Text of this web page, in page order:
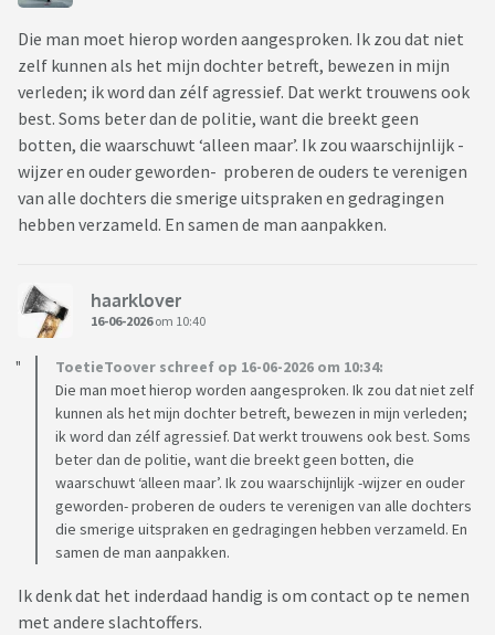
Die man moet hierop worden aangesproken. Ik zou dat niet
zelf kunnen als het mijn dochter betreft, bewezen in mijn
verleden; ik word dan zélf agressief. Dat werkt trouwens ook
best. Soms beter dan de politie, want die breekt geen
botten, die waarschuwt ‘alleen maar’. Ik zou waarschijnlijk -
wijzer en ouder geworden- proberen de ouders te verenigen
van alle dochters die smerige uitspraken en gedragingen
hebben verzameld. En samen de man aanpakken.
haarklover
16-06-2026om 10:40
ToetieToover schreef op 16-06-2026 om 10:34:
Die man moet hierop worden aangesproken. Ik zou dat niet zelf
kunnen als het mijn dochter betreft, bewezen in mijn verleden;
ik word dan zélf agressief. Dat werkt trouwens ook best. Soms
beter dan de politie, want die breekt geen botten, die
waarschuwt ‘alleen maar’. Ik zou waarschijnlijk -wijzer en ouder
geworden- proberen de ouders te verenigen van alle dochters
die smerige uitspraken en gedragingen hebben verzameld. En
samen de man aanpakken.
Ik denk dat het inderdaad handig is om contact op te nemen
met andere slachtoffers.